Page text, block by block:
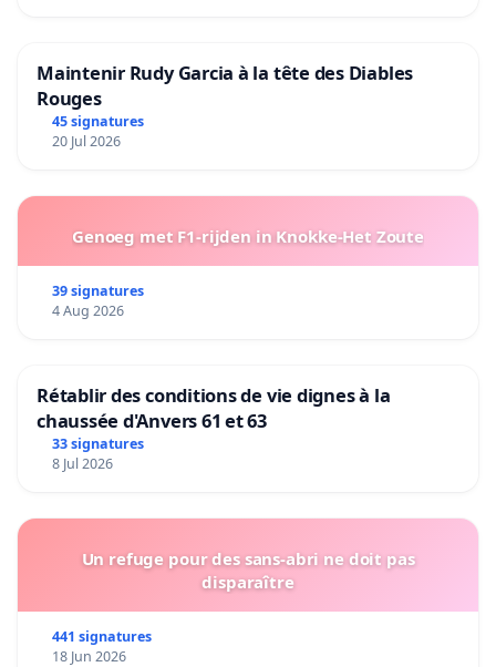
Maintenir Rudy Garcia à la tête des Diables
Rouges
45 signatures
20 Jul 2026
Genoeg met F1-rijden in Knokke-Het Zoute
39 signatures
4 Aug 2026
Rétablir des conditions de vie dignes à la
chaussée d'Anvers 61 et 63
33 signatures
8 Jul 2026
Un refuge pour des sans-abri ne doit pas
disparaître
441 signatures
18 Jun 2026